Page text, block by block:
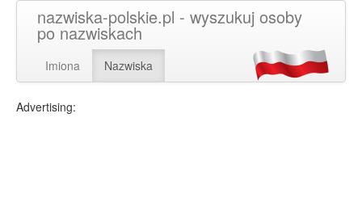
nazwiska-polskie.pl - wyszukuj osoby
po nazwiskach
Imiona Nazwiska
Advertising: